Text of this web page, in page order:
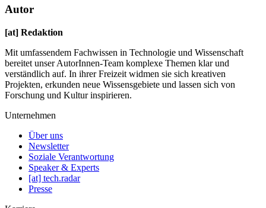
Autor
[at] Redaktion
Mit umfassendem Fachwissen in Technologie und Wissenschaft
bereitet unser AutorInnen-Team komplexe Themen klar und
verständlich auf. In ihrer Freizeit widmen sie sich kreativen
Projekten, erkunden neue Wissensgebiete und lassen sich von
Forschung und Kultur inspirieren.
Unternehmen
Über uns
Newsletter
Soziale Verantwortung
Speaker & Experts
[at] tech.radar
Presse